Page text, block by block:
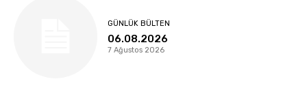
GÜNLÜK BÜLTEN
06.08.2026
7 Ağustos 2026